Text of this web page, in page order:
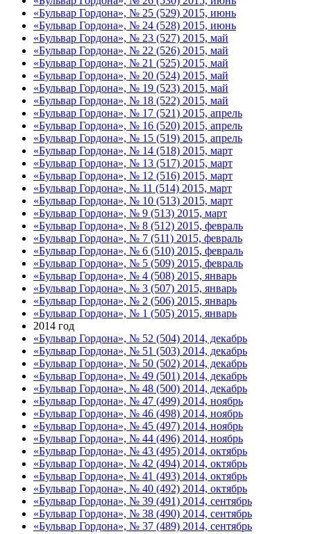
«Бульвар Гордона», № 25 (529) 2015, июнь
«Бульвар Гордона», № 24 (528) 2015, июнь
«Бульвар Гордона», № 23 (527) 2015, май
«Бульвар Гордона», № 22 (526) 2015, май
«Бульвар Гордона», № 21 (525) 2015, май
«Бульвар Гордона», № 20 (524) 2015, май
«Бульвар Гордона», № 19 (523) 2015, май
«Бульвар Гордона», № 18 (522) 2015, май
«Бульвар Гордона», № 17 (521) 2015, апрель
«Бульвар Гордона», № 16 (520) 2015, апрель
«Бульвар Гордона», № 15 (519) 2015, апрель
«Бульвар Гордона», № 14 (518) 2015, март
«Бульвар Гордона», № 13 (517) 2015, март
«Бульвар Гордона», № 12 (516) 2015, март
«Бульвар Гордона», № 11 (514) 2015, март
«Бульвар Гордона», № 10 (513) 2015, март
«Бульвар Гордона», № 9 (513) 2015, март
«Бульвар Гордона», № 8 (512) 2015, февраль
«Бульвар Гордона», № 7 (511) 2015, февраль
«Бульвар Гордона», № 6 (510) 2015, февраль
«Бульвар Гордона», № 5 (509) 2015, февраль
«Бульвар Гордона», № 4 (508) 2015, январь
«Бульвар Гордона», № 3 (507) 2015, январь
«Бульвар Гордона», № 2 (506) 2015, январь
«Бульвар Гордона», № 1 (505) 2015, январь
2014 год
«Бульвар Гордона», № 52 (504) 2014, декабрь
«Бульвар Гордона», № 51 (503) 2014, декабрь
«Бульвар Гордона», № 50 (502) 2014, декабрь
«Бульвар Гордона», № 49 (501) 2014, декабрь
«Бульвар Гордона», № 48 (500) 2014, декабрь
«Бульвар Гордона», № 47 (499) 2014, ноябрь
«Бульвар Гордона», № 46 (498) 2014, ноябрь
«Бульвар Гордона», № 45 (497) 2014, ноябрь
«Бульвар Гордона», № 44 (496) 2014, ноябрь
«Бульвар Гордона», № 43 (495) 2014, октябрь
«Бульвар Гордона», № 42 (494) 2014, октябрь
«Бульвар Гордона», № 41 (493) 2014, октябрь
«Бульвар Гордона», № 40 (492) 2014, октябрь
«Бульвар Гордона», № 39 (491) 2014, сентябрь
«Бульвар Гордона», № 38 (490) 2014, сентябрь
«Бульвар Гордона», № 37 (489) 2014, сентябрь